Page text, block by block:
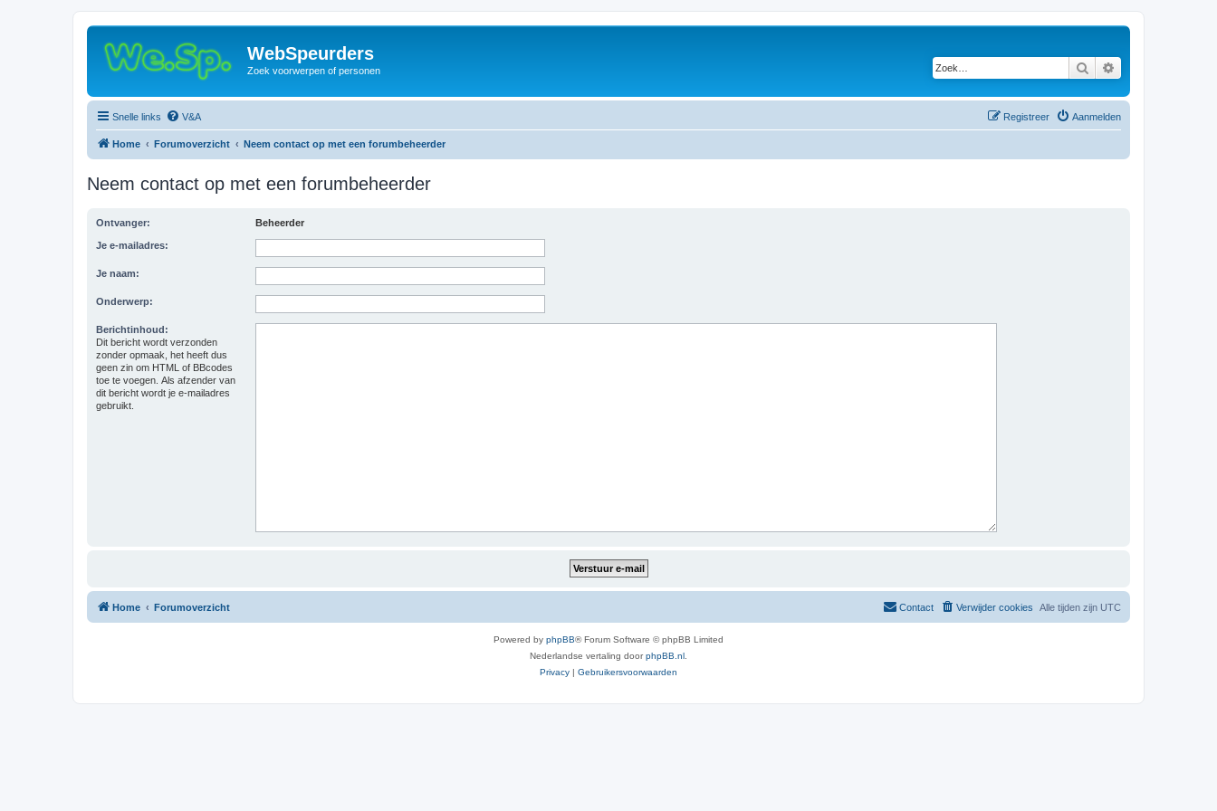
WebSpeurders
Zoek voorwerpen of personen Zoek
Snelle links V&A Aanmelden
Registreer
Home Forumoverzicht Neem contact op met een forumbeheerder
Neem contact op met een forumbeheerder
Ontvanger: Beheerder
Je e-mailadres:
Je naam:
Onderwerp:
Berichtinhoud:
Dit bericht wordt verzonden
zonder opmaak, het heeft dus
geen zin om HTML of BBcodes
toe te voegen. Als afzender van
dit bericht wordt je e-mailadres
gebruikt.
Home Forumoverzicht Alle tijden zijn UTC
Verwijder cookies
Contact
Powered by phpBB® Forum Software © phpBB Limited
Nederlandse vertaling doorphpBB.nl
Privacy | Gebruikersvoorwaarden